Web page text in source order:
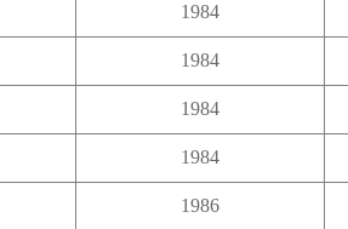
1984
1984
1984
1984
1986